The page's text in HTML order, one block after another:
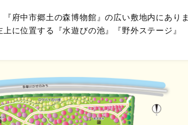
府中市郷土の森博物館』の広い敷地内にありま
に位置する『水遊びの池』『野外ステージ』